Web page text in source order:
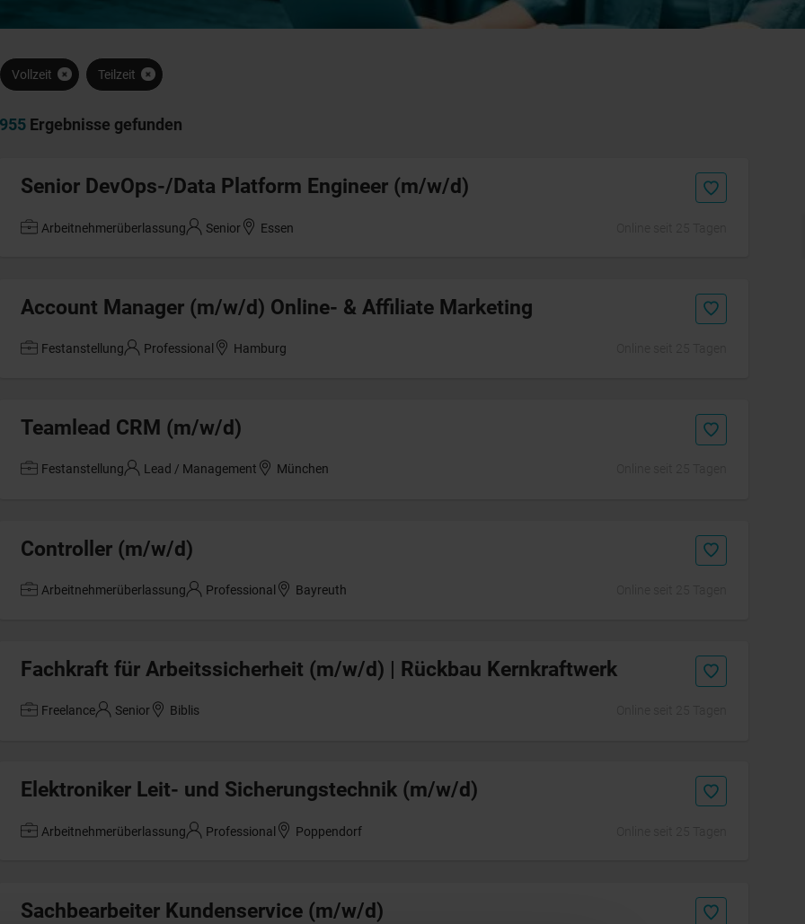
Vollzeit Teilzeit
955 Ergebnisse gefunden
Senior DevOps-/Data Platform Engineer (m/w/d)
Arbeitnehmerüberlassung Senior Essen
Account Manager (m/w/d) Online- & Affiliate Marketing
Festanstellung Professional Hamburg
Teamlead CRM (m/w/d)
Festanstellung Lead / Management München
Controller (m/w/d)
Arbeitnehmerüberlassung Professional Bayreuth
Fachkraft für Arbeitssicherheit (m/w/d) | Rückbau Kernkraftwerk
Freelance Senior Biblis
Elektroniker Leit- und Sicherungstechnik (m/w/d)
Arbeitnehmerüberlassung Professional Poppendorf
Sachbearbeiter Kundenservice (m/w/d)